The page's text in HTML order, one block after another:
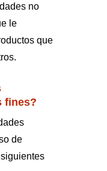
no
le
que
fines?
de